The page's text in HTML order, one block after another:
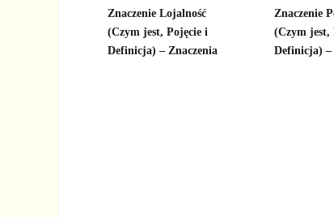
Znaczenie Lojalność
(Czym jest, Pojęcie i
Definicja) – Znaczenia
Znaczenie
(Czym jest,
Definicja) –